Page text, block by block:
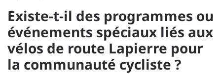
Existe-t-il des programmes ou
événements spéciaux liés aux
vélos de route Lapierre pour
la communauté cycliste ?